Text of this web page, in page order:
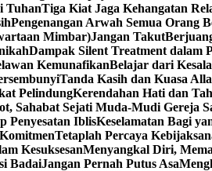
TuhanTiga Kiat Jaga Kehangatan
Pengenangan Arwah Semua Orang
Mimbar)Jangan Takut
Dampak Silent Treatment dalam
KemunafikanBelajar dari
Tanda Kasih dan Kuasa
PelindungKerendahan Hati dan
Sahabat Sejati Muda-Mudi Gereja
Penyesatan IblisKeselamatan Bagi
KomitmenTetaplah Percaya
KesuksesanMenyangkal Diri,
BadaiJangan Pernah Putus Asa